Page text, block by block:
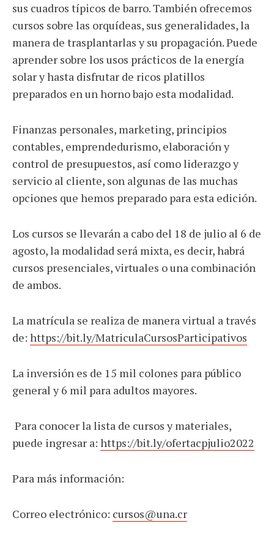
sus cuadros típicos de barro. También ofrecemos
cursos sobre las orquídeas, sus generalidades, la
manera de trasplantarlas y su propagación. Puede
aprender sobre los usos prácticos de la energía
solar y hasta disfrutar de ricos platillos
preparados en un horno bajo esta modalidad.
Finanzas personales, marketing, principios
contables, emprendedurismo, elaboración y
control de presupuestos, así como liderazgo y
servicio al cliente, son algunas de las muchas
opciones que hemos preparado para esta edición.
Los cursos se llevarán a cabo del 18 de julio al 6 de
agosto, la modalidad será mixta, es decir, habrá
cursos presenciales, virtuales o una combinación
de ambos.
La matrícula se realiza de manera virtual a través
de: https://bit.ly/MatriculaCursosParticipativos
La inversión es de 15 mil colones para público
general y 6 mil para adultos mayores.
Para conocer la lista de cursos y materiales,
puede ingresar a: https://bit.ly/ofertacpjulio2022
Para más información:
Correo electrónico: cursos@una.cr